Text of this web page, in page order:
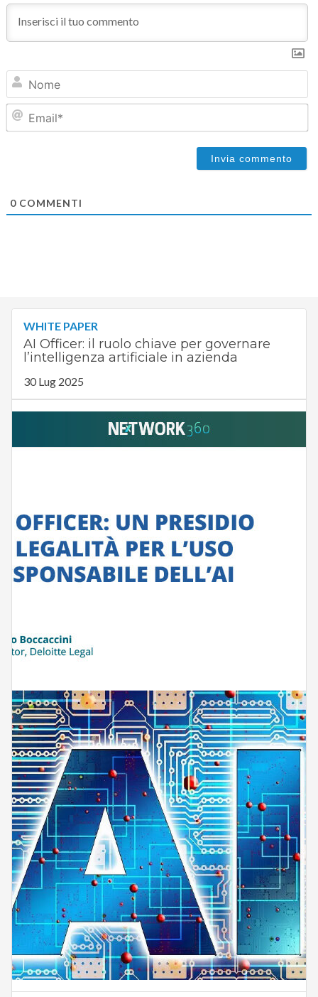
0COMMENTI
WHITE PAPER
AI Officer: il ruolo chiave per governare
l’intelligenza artificiale in azienda
30 Lug 2025